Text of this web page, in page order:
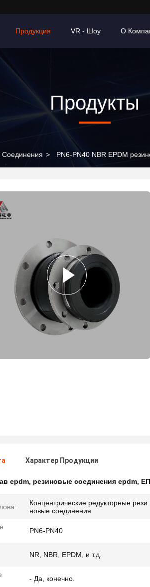
Продукция VR - Шоу О
Продукты
Соединения > PN6-PN40 NBR EPDM
Характер Продукции
epdm, резиновые соединения epdm,
Концентрические редукторные рези
новые соединения
PN6-PN40
NR, NBR, EPDM, и т.д.
- Да, конечно.